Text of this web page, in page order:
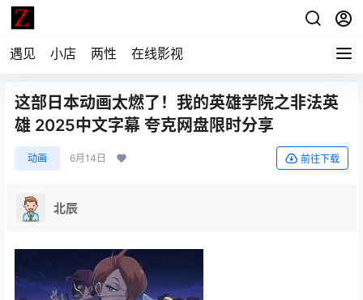
遇见 小店 两性 在线影视
这部日本动画太燃了！我的英雄学院之非法英
雄 2025中文字幕 夸克网盘限时分享
动画 6月14日 前往下载
北辰